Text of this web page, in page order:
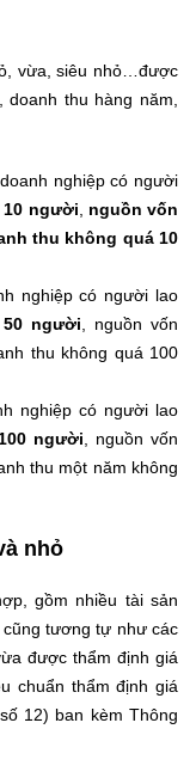
vừa, siêu nhỏ…được
thu hàng năm,
nghiệp có người
10 người
nguồn vốn
thu không quá 10
nghiệp có người lao
người , nguồn vốn
thu không quá 100
nghiệp có người lao
người , nguồn vốn
thu một năm không
nhỏ
gồm nhiều tài sản
tương tự như các
được thẩm định giá
chuẩn thẩm định giá
12) ban kèm Thông